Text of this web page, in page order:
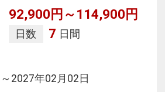
92,900円～114,900円
日数 7 日間
2027年02月02日